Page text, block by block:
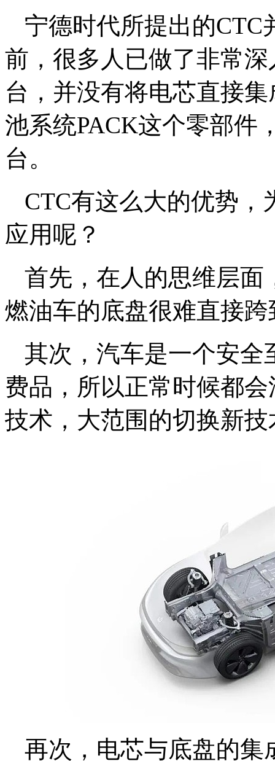
宁德时代所提出的
前，很多人已做了非常
台，并没有将电芯直接
池系统PACK这个零部件
台。
CTC有这么大的优势
应用呢？
首先，在人的思维层面
燃油车的底盘很难直接
其次，汽车是一个安全
费品，所以正常时候都
技术，大范围的切换新
再次，电芯与底盘的集